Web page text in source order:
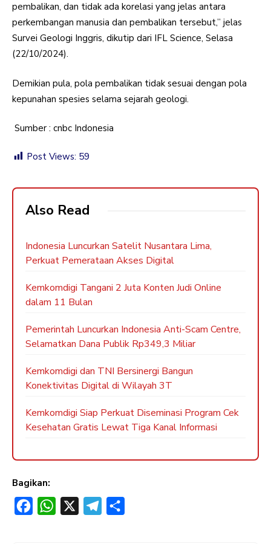
pembalikan, dan tidak ada korelasi yang jelas antara
perkembangan manusia dan pembalikan tersebut,” jelas
Survei Geologi Inggris, dikutip dari IFL Science, Selasa
(22/10/2024).
Demikian pula, pola pembalikan tidak sesuai dengan pola
kepunahan spesies selama sejarah geologi.
Sumber : cnbc Indonesia
Post Views: 59
Also Read
Indonesia Luncurkan Satelit Nusantara Lima,
Perkuat Pemerataan Akses Digital
Kemkomdigi Tangani 2 Juta Konten Judi Online
dalam 11 Bulan
Pemerintah Luncurkan Indonesia Anti-Scam Centre,
Selamatkan Dana Publik Rp349,3 Miliar
Kemkomdigi dan TNI Bersinergi Bangun
Konektivitas Digital di Wilayah 3T
Kemkomdigi Siap Perkuat Diseminasi Program Cek
Kesehatan Gratis Lewat Tiga Kanal Informasi
Bagikan:
W